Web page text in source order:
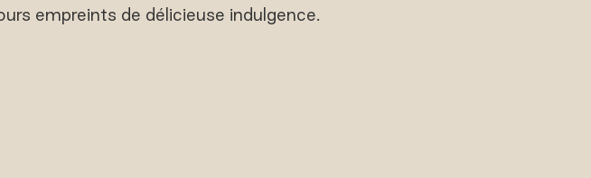
empreints de délicieuse indulgence.